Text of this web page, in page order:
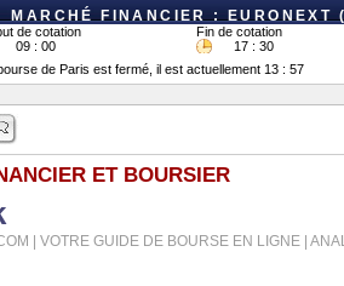
MARCHÉ FINANCIER : EURONEXT
de cotation
Fin de cotation
09 : 00
17 : 30
de Paris est fermé, il est actuellement 13 : 57
ET BOURSIER
| VOTRE GUIDE DE BOURSE EN LIGNE |